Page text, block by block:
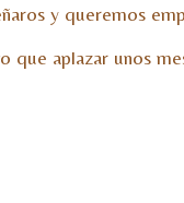
y queremos
que aplazar unos